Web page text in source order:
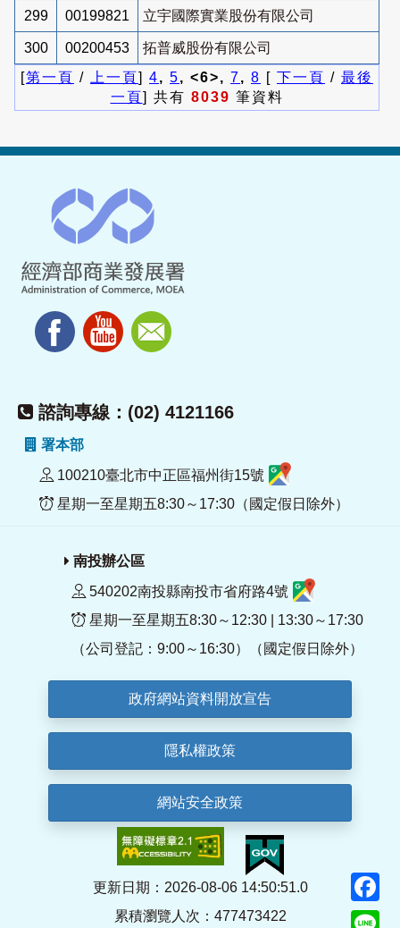
299 00199821 立宇國際實業股份有限公司
300 00200453
拓普威股份有限公司
[第一頁 / 上一頁] 4, 5, <6>, 7, 8 [ 下一頁 / 最後
一頁] 共有 8039 筆資料
諮詢專線：(02) 4121166
署本部
100210臺北市中正區福州街15號
星期一至星期五8:30～17:30（國定假日除外）
南投辦公區
540202南投縣南投市省府路4號
星期一至星期五8:30～12:30 | 13:30～17:30
（公司登記：9:00～16:30）（國定假日除外）
政府網站資料開放宣告
隱私權政策
網站安全政策
更新日期：2026-08-06 14:50:51.0
累積瀏覽人次：477473422